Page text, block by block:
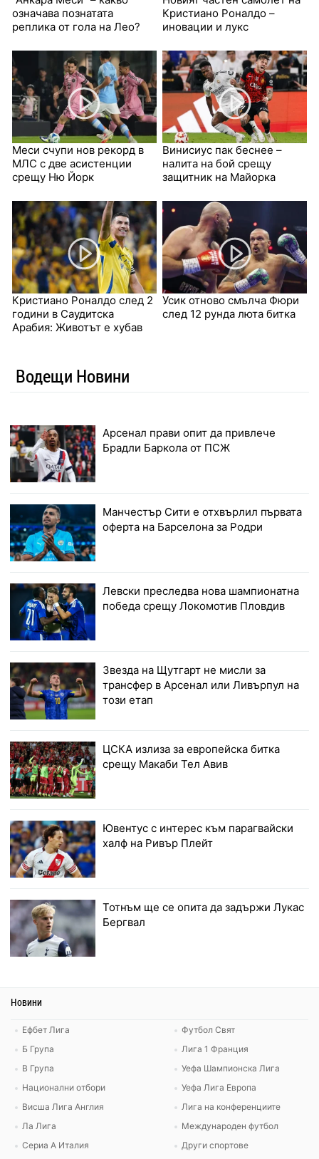
означава познатата
реплика от гола на Лео?
Кристиано Роналдо –
иновации и лукс
Меси счупи нов рекорд в
МЛС с две асистенции
срещу Ню Йорк
Винисиус пак беснее –
налита на бой срещу
защитник на Майорка
Кристиано Роналдо след 2
години в Саудитска
Арабия: Животът е хубав
Усик отново смълча Фюри
след 12 рунда люта битка
Водещи Новини
Арсенал прави опит да привлече
Брадли Баркола от ПСЖ
Манчестър Сити е отхвърлил първата
оферта на Барселона за Родри
Левски преследва нова шампионатна
победа срещу Локомотив Пловдив
Звезда на Щутгарт не мисли за
трансфер в Арсенал или Ливърпул на
този етап
ЦСКА излиза за европейска битка
срещу Макаби Тел Авив
Ювентус с интерес към парагвайски
халф на Ривър Плейт
Тотнъм ще се опита да задържи Лукас
Бергвал
Новини
Ефбет Лига
Б Група
В Група
Национални отбори
Висша Лига Англия
Ла Лига
Сериа А Италия
Футбол Свят
Лига 1 Франция
Уефа Шампионска Лига
Уефа Лига Европа
Лига на конференциите
Международен футбол
Други спортове